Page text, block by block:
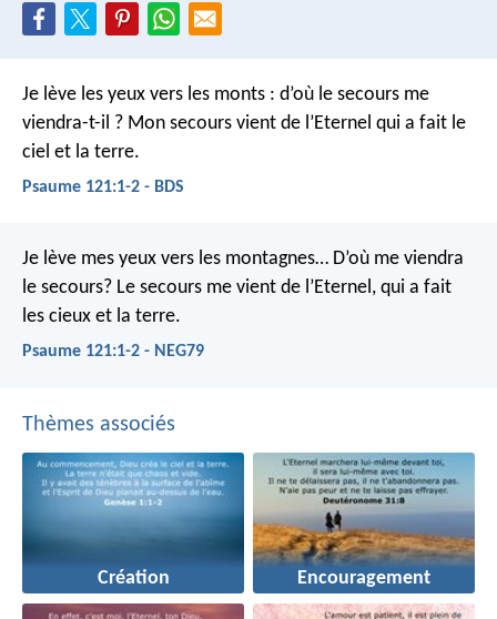
Je lève les yeux vers les monts : d’où le secours me
viendra-t-il ? Mon secours vient de l’Eternel qui a fait le
ciel et la terre.
Psaume 121:1-2 - BDS
Je lève mes yeux vers les montagnes… D’où me viendra
le secours? Le secours me vient de l’Eternel, qui a fait
les cieux et la terre.
Psaume 121:1-2 - NEG79
Thèmes associés
Création Encouragement